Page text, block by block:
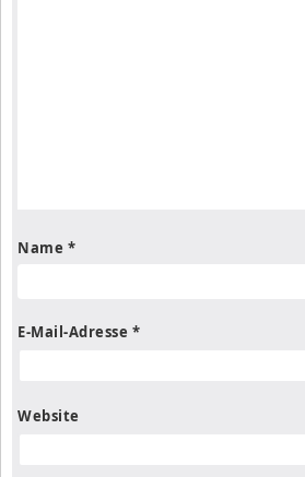
Name *
E-Mail-Adresse *
Website